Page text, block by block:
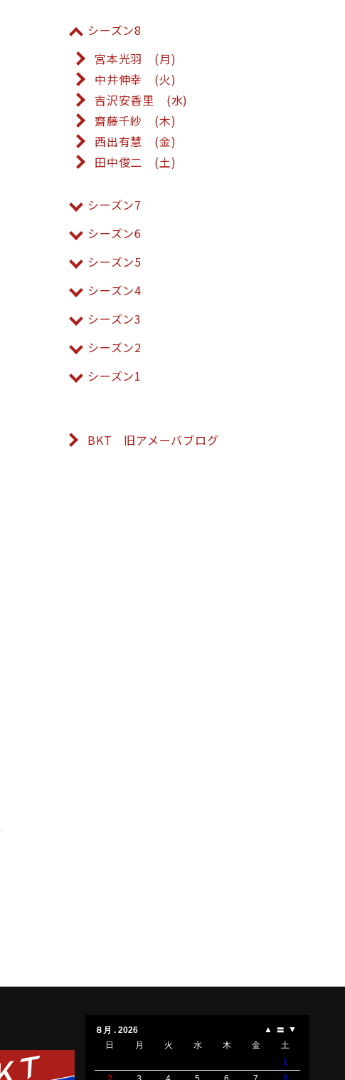
シーズン8
宮本光羽 (月)
中井伸幸 (火)
吉沢安香里 (水)
齋藤千紗 (木)
西出有慧 (金)
田中俊二 (土)
シーズン7
シーズン6
シーズン5
シーズン4
シーズン3
シーズン2
シーズン1
BKT 旧アメーバブログ